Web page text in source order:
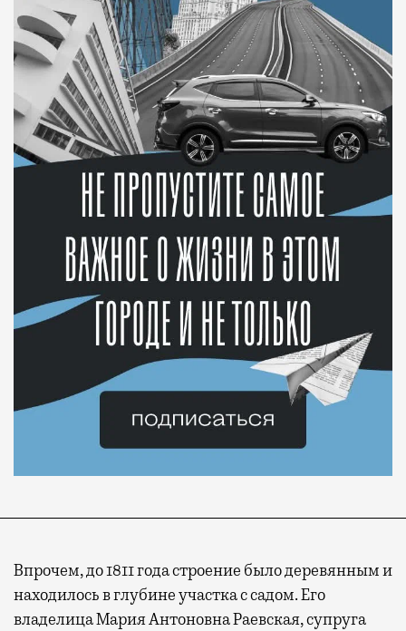
Впрочем, до 1811 года строение было деревянным и
находилось в глубине участка с садом. Его
владелица Мария Антоновна Раевская, супруга